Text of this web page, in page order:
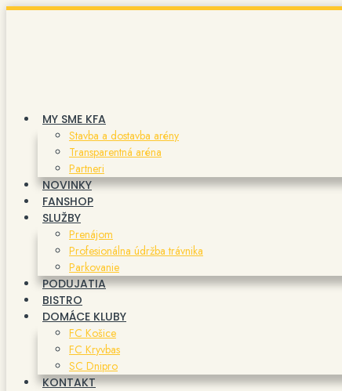
Preskočiť
MY SME KFA
Stavba a dostavba arény
Transparentná aréna
Partneri
NOVINKY
FANSHOP
SLUŽBY
Prenájom
Profesionálna údržba trávnika
Parkovanie
PODUJATIA
BISTRO
DOMÁCE KLUBY
FC Košice
FC Kryvbas
SC Dnipro
KONTAKT